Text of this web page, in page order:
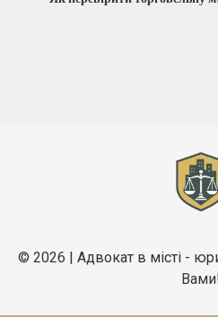
© 2026 | Адвокат в місті -